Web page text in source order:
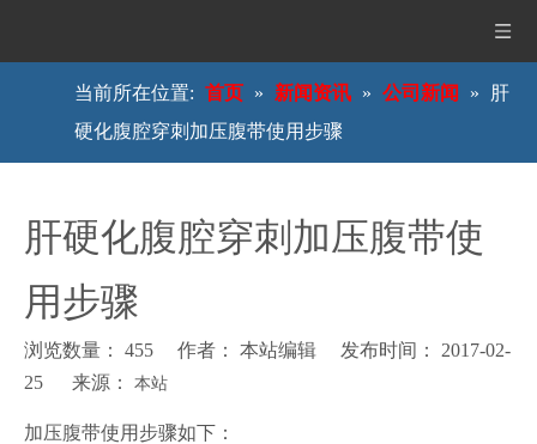
当前所在位置: 首页 » 新闻资讯 » 公司新闻 »
肝
硬化腹腔穿刺加压腹带使用步骤
肝硬化腹腔穿刺加压腹带使
用步骤
浏览数量： 455 作者： 本站编辑 发布时间： 2017-02-
25 来源： 本站
["wechat","weibo","qzone","douban","email"]
加压腹带使用步骤如下：